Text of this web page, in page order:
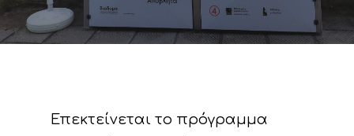
Επεκτείνεται το πρόγραμμα